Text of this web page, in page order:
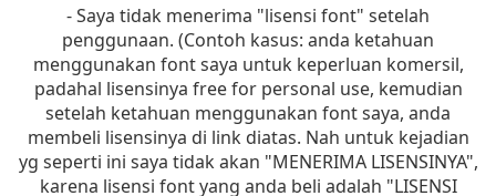
- Saya tidak menerima "lisensi font" setelah
penggunaan. (Contoh kasus: anda ketahuan
menggunakan font saya untuk keperluan komersil,
padahal lisensinya free for personal use, kemudian
setelah ketahuan menggunakan font saya, anda
membeli lisensinya di link diatas. Nah untuk kejadian
yg seperti ini saya tidak akan "MENERIMA LISENSINYA",
karena lisensi font yang anda beli adalah "LISENSI